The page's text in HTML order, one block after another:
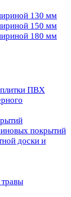
130 мм
150 мм
180 мм
плитки ПВХ
покрытий
доски и